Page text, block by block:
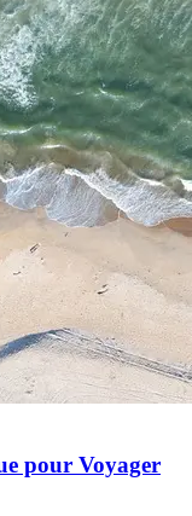
pour Voyager